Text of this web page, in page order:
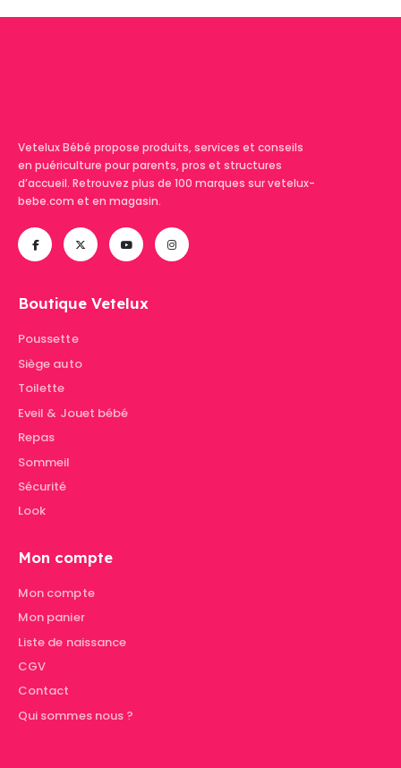
Vetelux Bébé propose produits, services et conseils
en puériculture pour parents, pros et structures
d’accueil. Retrouvez plus de 100 marques sur vetelux-
bebe.com et en magasin.
Boutique Vetelux
Poussette
Siège auto
Toilette
Eveil & Jouet bébé
Repas
Sommeil
Sécurité
Look
Mon compte
Mon compte
Mon panier
Liste de naissance
CGV
Contact
Qui sommes nous ?